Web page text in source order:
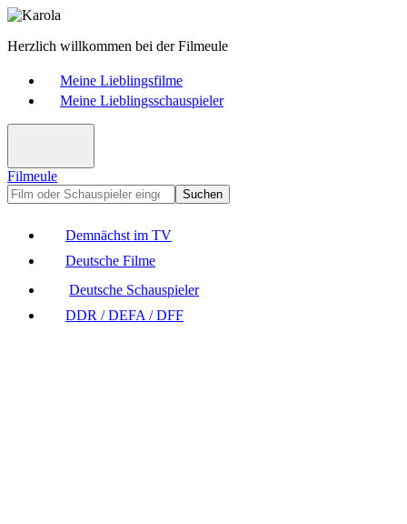
Herzlich willkommen bei der Filmeule
Meine Lieblingsfilme
Meine Lieblingsschauspieler
Filmeule
Suchen
Demnächst im TV
Deutsche Filme
Deutsche Schauspieler
DDR / DEFA / DFF